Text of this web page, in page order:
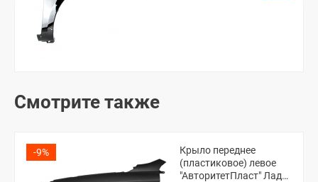
Смотрите также
-9%
Крыло переднее
(пластиковое) левое
"АвторитетПласт" Лада